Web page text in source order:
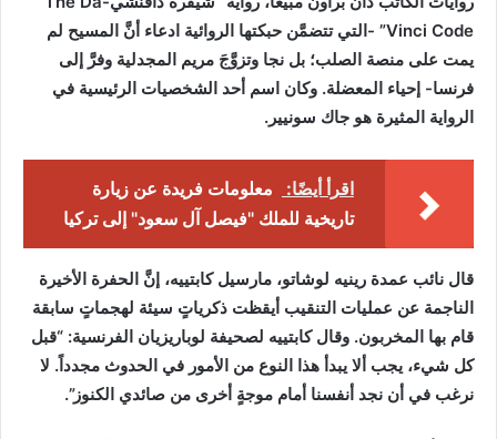
Vinci Code” -التي تتضمَّن حبكتها الروائية ادعاء أنَّ المسيح لم
يمت على منصة الصلب؛ بل نجا وتزوَّجَ مريم المجدلية وفرَّ إلى
فرنسا- إحياء المعضلة. وكان اسم أحد الشخصيات الرئيسية في
الرواية المثيرة هو جاك سونيير.
اقرأ أيضًا:
معلومات فريدة عن زيارة
تاريخية للملك "فيصل آل سعود" إلى تركيا
قال نائب عمدة رينيه لوشاتو، مارسيل كابتييه، إنَّ الحفرة الأخيرة
الناجمة عن عمليات التنقيب أيقظت ذكرياتٍ سيئة لهجماتٍ سابقة
قام بها المخربون. وقال كابتييه لصحيفة لوباريزيان الفرنسية: “قبل
كل شيء، يجب ألا يبدأ هذا النوع من الأمور في الحدوث مجدداً. لا
نرغب في أن نجد أنفسنا أمام موجةٍ أخرى من صائدي الكنوز”.